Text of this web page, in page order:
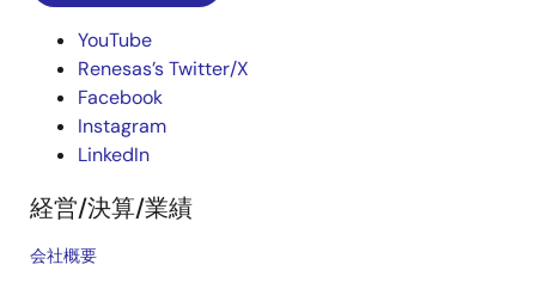
YouTube
Renesas’s Twitter/X
Facebook
Instagram
LinkedIn
経営/決算/業績
会社概要